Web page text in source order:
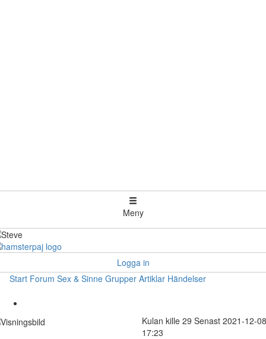
Meny
Logga in
Start Forum Sex & Sinne Grupper Artiklar Händelser
Kulan kille 29 Senast 2021-12-08
17:23